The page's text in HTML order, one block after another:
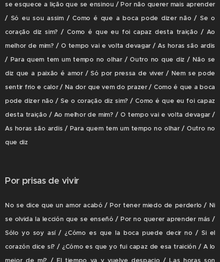
se esquece a lição que se ensinou / Por não querer mais aprender
/ Só eu sou assim / Como é que a boca pode dizer não / Se o
coração diz sim? / Como é que eu foi capaz desta traição / Ao
melhor de mim? / O tempo vai e volta devagar / As horas são ardis
/ Para quem tem um tempo no olhar / Outro no que diz / Não se
diz que a paixão é amor / Só por pressa de viver / Nem se pode
sentir frio e calor / Na dor que vem do prazer / Como é que a boca
pode dizer não / Se o coração diz sim? / Como é que eu foi capaz
desta traição / Ao melhor de mim? / O tempo vai e volta devagar /
As horas são ardis / Para quem tem um tempo no olhar / Outro no
que diz
Por prisas de vivir
No se dice que un amor acabó / Por tener miedo de perderlo / Ni
se olvida la lección que se enseñó / Por no querer aprender más /
Sólo yo soy así / ¿Cómo es que la boca puede decir no / Si el
corazón dice sí? / ¿Cómo es que yo fui capaz de esa traición / A lo